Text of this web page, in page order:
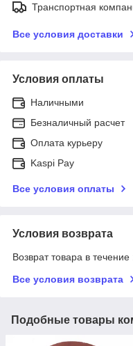
Транспортная
Все условия доставки
Условия оплаты
Наличными
Безналичный расчет
Оплата курьеру
Kaspi Pay
Все условия оплаты
Условия возврата
Возврат товара в
Все условия возврата
Подобные товары